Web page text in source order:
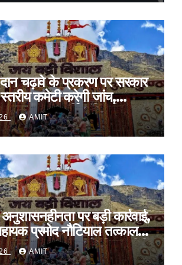
चढ़ावे के प्रकरण पर सरकार
कमेटी करेगी जांच,
पर एक कार्मिक निलंबित
AMIT
पर बड़ी कार्रवाई,
प्रमोद नौटियाल तत्काल
निष्पक्ष जांच के लिए समिति
AMIT